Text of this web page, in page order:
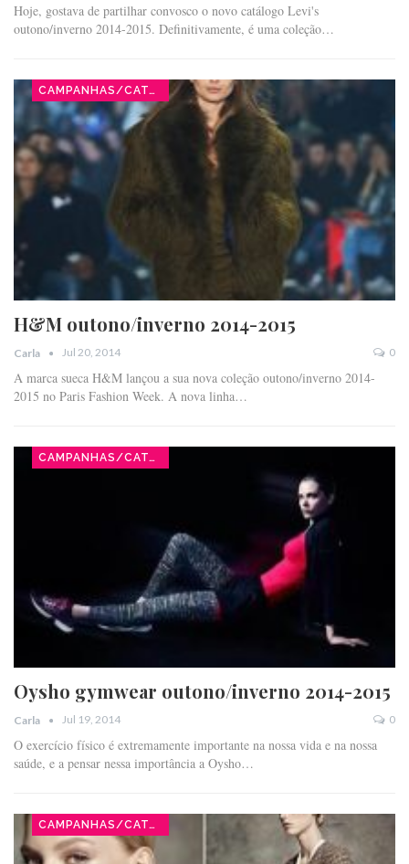
Hoje, gostava de partilhar convosco o novo catálogo Levi's
outono/inverno 2014-2015. Definitivamente, é uma coleção…
CAMPANHAS/CATÁLOGOS
H&M outono/inverno 2014-2015
Carla Jul 20, 2014 0
A marca sueca H&M lançou a sua nova coleção outono/inverno 2014-
2015 no Paris Fashion Week. A nova linha…
CAMPANHAS/CATÁLOGOS
Oysho gymwear outono/inverno 2014-2015
Carla Jul 19, 2014 0
O exercício físico é extremamente importante na nossa vida e na nossa
saúde, e a pensar nessa importância a Oysho…
CAMPANHAS/CATÁLOGOS